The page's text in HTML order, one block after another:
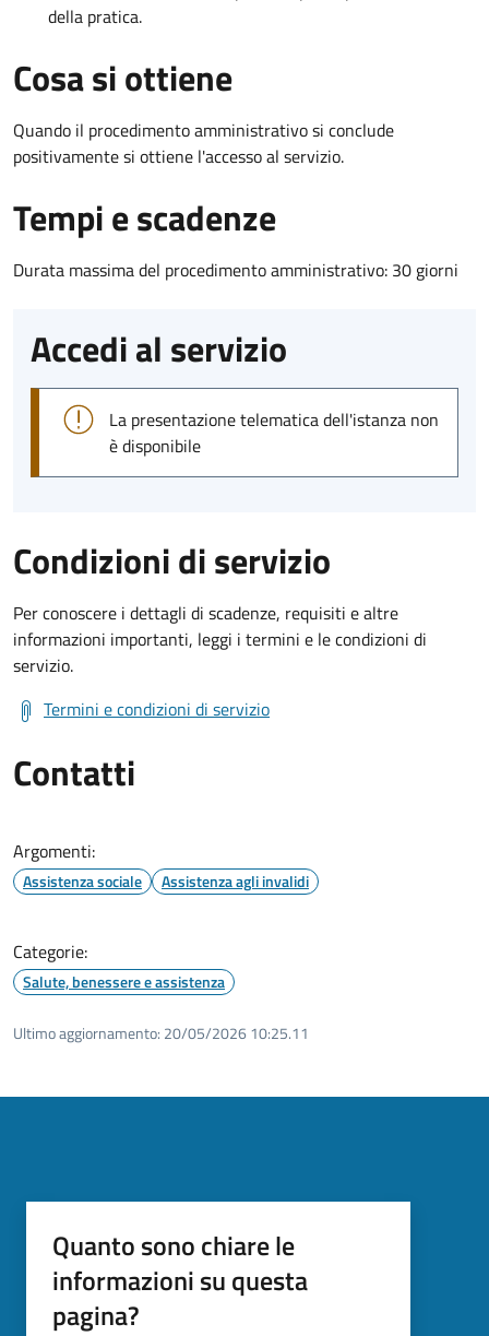
della pratica.
Cosa si ottiene
Quando il procedimento amministrativo si conclude
positivamente si ottiene l'accesso al servizio.
Tempi e scadenze
Durata massima del procedimento amministrativo: 30 giorni
Accedi al servizio
La presentazione telematica dell'istanza non
è disponibile
Condizioni di servizio
Per conoscere i dettagli di scadenze, requisiti e altre
informazioni importanti, leggi i termini e le condizioni di
servizio.
Termini e condizioni di servizio
Contatti
Argomenti:
Assistenza sociale Assistenza agli invalidi
Categorie:
Salute, benessere e assistenza
Ultimo aggiornamento: 20/05/2026 10:25.11
Quanto sono chiare le
informazioni su questa
pagina?